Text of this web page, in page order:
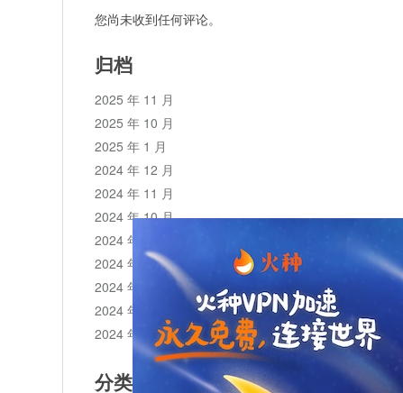
您尚未收到任何评论。
归档
2025 年 11 月
2025 年 10 月
2025 年 1 月
2024 年 12 月
2024 年 11 月
2024 年 10 月
2024 年 9 月
2024 年 8 月
2024 年 7 月
2024 年 6 月
2024 年 5 月
分类目录